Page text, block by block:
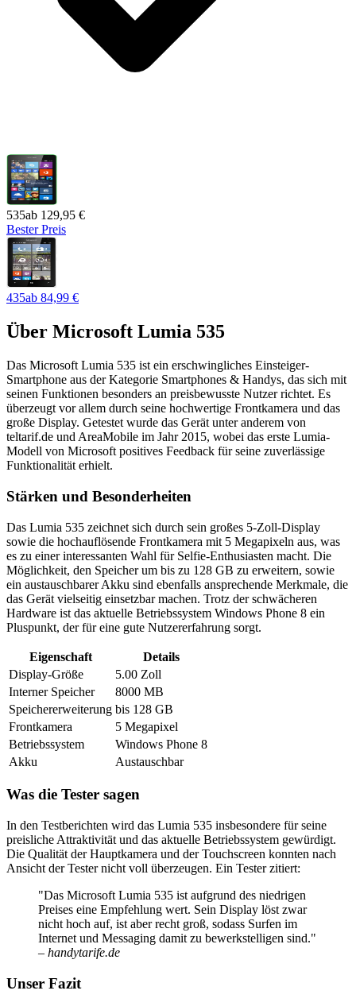
535ab 129,95 €
Bester Preis
435ab 84,99 €
Über Microsoft Lumia 535
Das Microsoft Lumia 535 ist ein erschwingliches Einsteiger-
Smartphone aus der Kategorie Smartphones & Handys, das sich mit
seinen Funktionen besonders an preisbewusste Nutzer richtet. Es
überzeugt vor allem durch seine hochwertige Frontkamera und das
große Display. Getestet wurde das Gerät unter anderem von
teltarif.de und AreaMobile im Jahr 2015, wobei das erste Lumia-
Modell von Microsoft positives Feedback für seine zuverlässige
Funktionalität erhielt.
Stärken und Besonderheiten
Das Lumia 535 zeichnet sich durch sein großes 5-Zoll-Display
sowie die hochauflösende Frontkamera mit 5 Megapixeln aus, was
es zu einer interessanten Wahl für Selfie-Enthusiasten macht. Die
Möglichkeit, den Speicher um bis zu 128 GB zu erweitern, sowie
ein austauschbarer Akku sind ebenfalls ansprechende Merkmale, die
das Gerät vielseitig einsetzbar machen. Trotz der schwächeren
Hardware ist das aktuelle Betriebssystem Windows Phone 8 ein
Pluspunkt, der für eine gute Nutzererfahrung sorgt.
Eigenschaft
Details
Display-Größe
5.00 Zoll
Interner Speicher
8000 MB
Speichererweiterung bis 128 GB
Frontkamera
5 Megapixel
Betriebssystem
Windows Phone 8
Akku
Austauschbar
Was die Tester sagen
In den Testberichten wird das Lumia 535 insbesondere für seine
preisliche Attraktivität und das aktuelle Betriebssystem gewürdigt.
Die Qualität der Hauptkamera und der Touchscreen konnten nach
Ansicht der Tester nicht voll überzeugen. Ein Tester zitiert:
"Das Microsoft Lumia 535 ist aufgrund des niedrigen
Preises eine Empfehlung wert. Sein Display löst zwar
nicht hoch auf, ist aber recht groß, sodass Surfen im
Internet und Messaging damit zu bewerkstelligen sind."
– handytarife.de
Unser Fazit